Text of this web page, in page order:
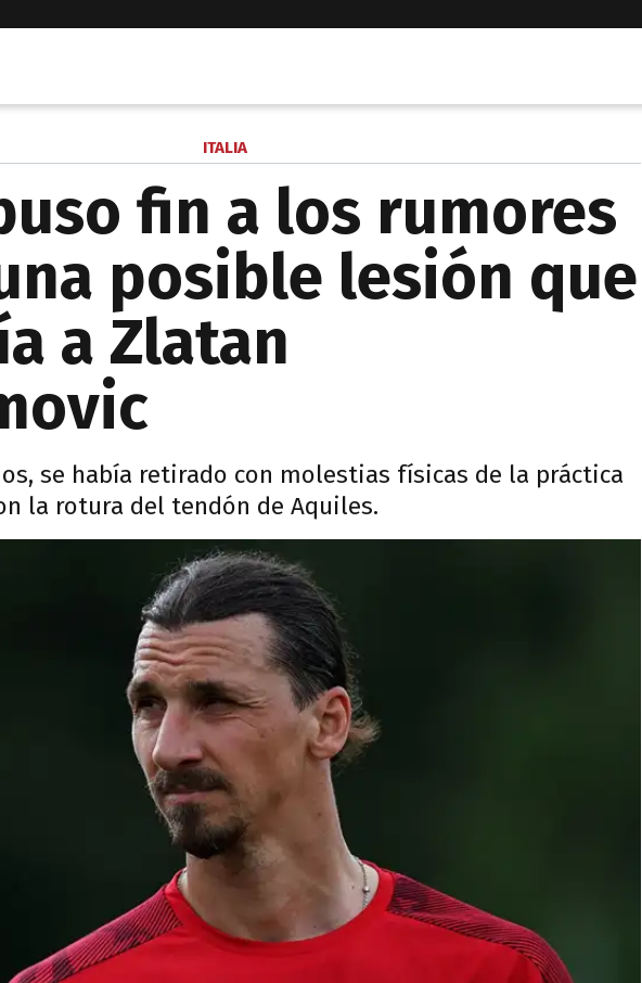
ITALIA
fin a los rumores
posible lesión que
a Zlatan
se había retirado con molestias físicas de la práctica
la rotura del tendón de Aquiles.